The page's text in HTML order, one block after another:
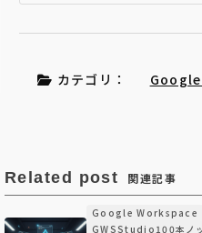
カテゴリ：
Related post 関連記事
Google Workspace
GWSStudio100本ノ